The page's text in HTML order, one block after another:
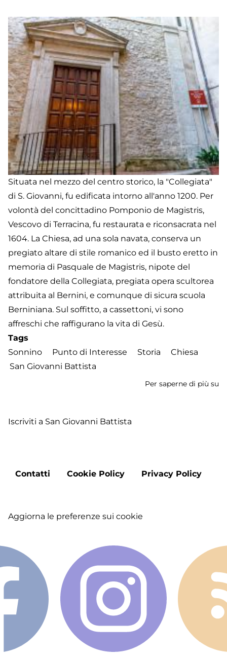
Situata nel mezzo del centro storico, la "Collegiata"
di S. Giovanni, fu edificata intorno all'anno 1200. Per
volontà del concittadino Pomponio de Magistris,
Vescovo di Terracina, fu restaurata e riconsacrata nel
1604. La Chiesa, ad una sola navata, conserva un
pregiato altare di stile romanico ed il busto eretto in
memoria di Pasquale de Magistris, nipote del
fondatore della Collegiata, pregiata opera scultorea
attribuita al Bernini, e comunque di sicura scuola
Berniniana. Sul soffitto, a cassettoni, vi sono
affreschi che raffigurano la vita di Gesù.
Tags
Sonnino
Punto di Interesse Storia
Chiesa
San Giovanni Battista
Per saperne di più su
Iscriviti a San Giovanni Battista
Footer
Contatti Cookie Policy Privacy Policy
Aggiorna le preferenze sui cookie